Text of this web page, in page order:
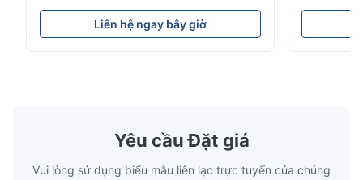
nóng/lạnh 304 316 309S 310 310S 316L 321
ASTM A240 Thông số kỹ thuật sản phẩm
Tên sản phẩm Cuộn / Dải thép không gỉ
Liên hệ ngay bây giờ
phẩm bán
buôn Sản
Yêu cầu Đặt giá
Vui lòng sử dụng biểu mẫu liên lạc trực tuyến của chúng